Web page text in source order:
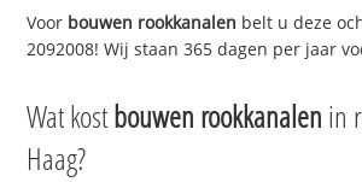
Voor bouwen rookkanalen belt u deze
2092008! Wij staan 365 dagen per jaar
Wat kostbouwen rookkanalen in
Haag?